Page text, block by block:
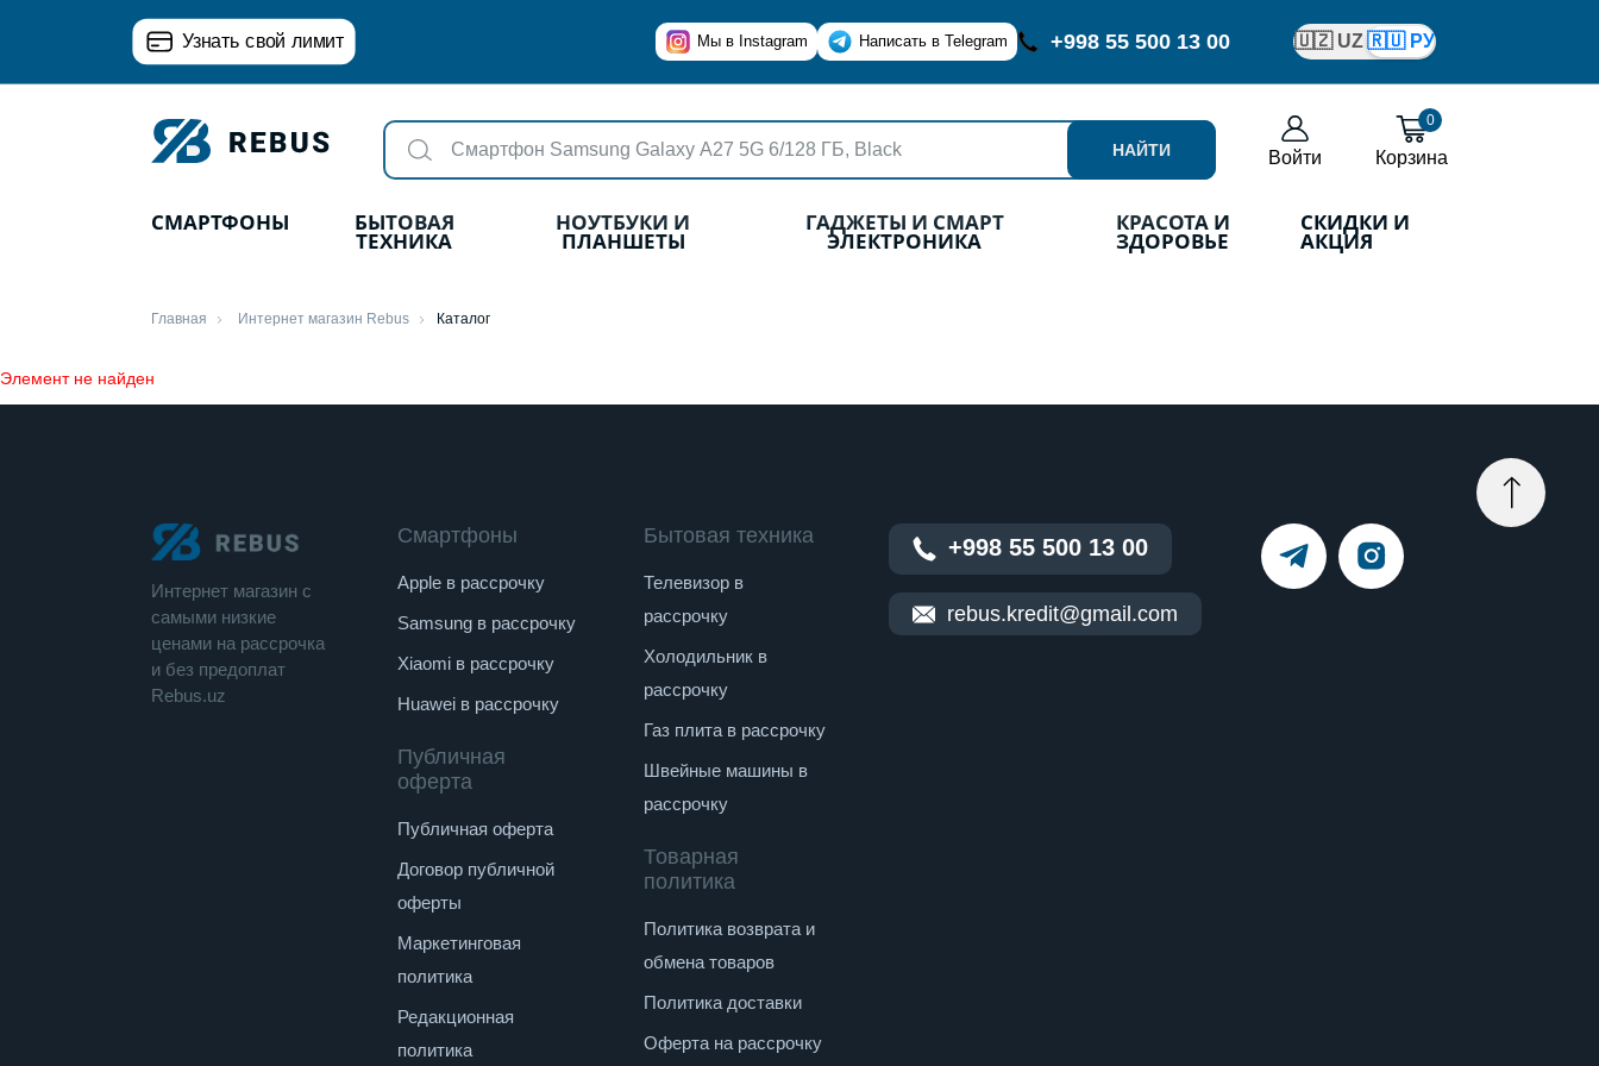
Узнать свой лимит Мы в Instagram Написать в Telegram +998 55 500 13 00 🇺🇿 UZ🇷🇺 РУ
НАЙТИ Войти
0
Корзина
СМАРТФОНЫ БЫТОВАЯ
ТЕХНИКА
НОУТБУКИ И
ПЛАНШЕТЫ
ГАДЖЕТЫ И СМАРТ
ЭЛЕКТРОНИКА
КРАСОТА И
ЗДОРОВЬЕ
СКИДКИ И
АКЦИЯ
Главная Интернет магазин Rebus Каталог
Элемент не найден
Интернет магазин c
cамыми низкие
ценами на рассрочка
и без предоплат
Rebus.uz
Смартфоны
Apple в рассрочку
Samsung в рассрочку
Xiaomi в рассрочку
Huawei в рассрочку
Публичная
оферта
Публичная оферта
Договор публичной
оферты
Маркетинговая
политика
Редакционная
политика
Бытовая техника
Телевизор в
рассрочку
Холодильник в
рассрочку
Газ плита в рассрочку
Швейные машины в
рассрочку
Товарная
политика
Политика возврата и
обмена товаров
Политика доставки
Оферта на рассрочку
+998 55 500 13 00
rebus.kredit@gmail.com